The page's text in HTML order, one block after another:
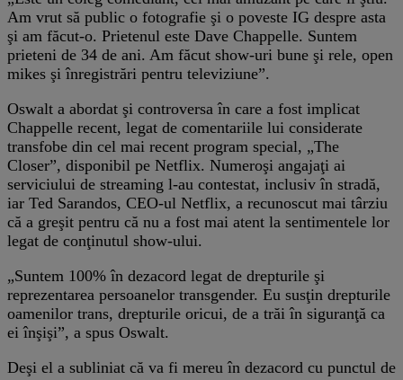
Am vrut să public o fotografie şi o poveste IG despre asta
şi am făcut-o. Prietenul este Dave Chappelle. Suntem
prieteni de 34 de ani. Am făcut show-uri bune şi rele, open
mikes şi înregistrări pentru televiziune”.
Oswalt a abordat şi controversa în care a fost implicat
Chappelle recent, legat de comentariile lui considerate
transfobe din cel mai recent program special, „The
Closer”, disponibil pe Netflix. Numeroşi angajaţi ai
serviciului de streaming l-au contestat, inclusiv în stradă,
iar Ted Sarandos, CEO-ul Netflix, a recunoscut mai târziu
că a greşit pentru că nu a fost mai atent la sentimentele lor
legat de conţinutul show-ului.
„Suntem 100% în dezacord legat de drepturile şi
reprezentarea persoanelor transgender. Eu susţin drepturile
oamenilor trans, drepturile oricui, de a trăi în siguranţă ca
ei înşişi”, a spus Oswalt.
Deşi el a subliniat că va fi mereu în dezacord cu punctul de